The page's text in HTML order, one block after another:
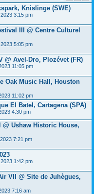
Knislinge (SWE)
3:15 pm
III @ Centre Culturel
5:05 pm
@ Avel-Dro, Plozévet (FR)
11:05 pm
Oak Music Hall, Houston
11:02 pm
El Batel, Cartagena (SPA)
4:30 pm
@ Ushaw Historic House,
7:21 pm
1:42 pm
VII @ Site de Juhègues,
7:16 am